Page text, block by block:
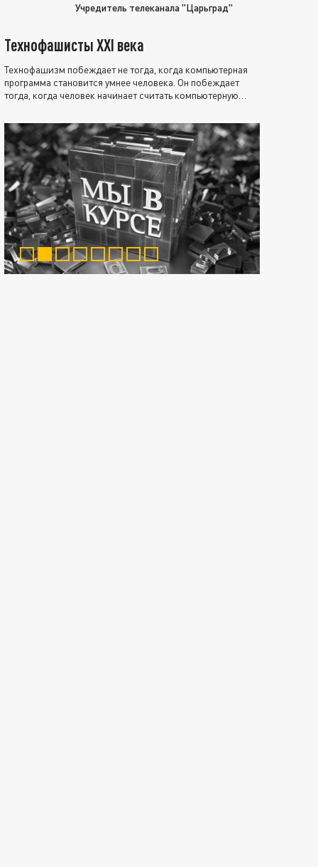
Учредитель телеканала "Царьград"
Технофашисты XXI века
Технофашизм побеждает не тогда, когда компьютерная
программа становится умнее человека. Он побеждает
тогда, когда человек начинает считать компьютерную